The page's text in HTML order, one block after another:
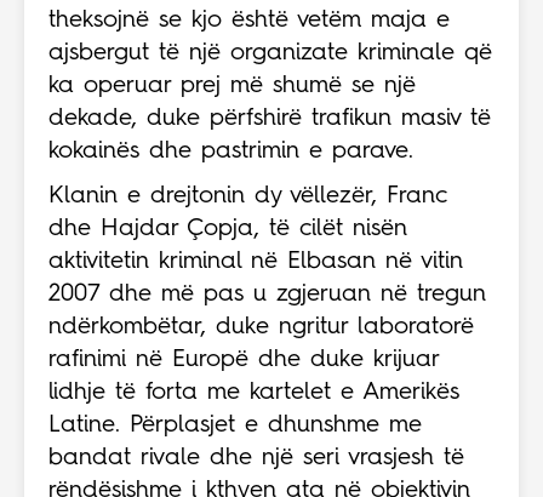
theksojnë se kjo është vetëm maja e
ajsbergut të një organizate kriminale që
ka operuar prej më shumë se një
dekade, duke përfshirë trafikun masiv të
kokainës dhe pastrimin e parave.
Klanin e drejtonin dy vëllezër, Franc
dhe Hajdar Çopja, të cilët nisën
aktivitetin kriminal në Elbasan në vitin
2007 dhe më pas u zgjeruan në tregun
ndërkombëtar, duke ngritur laboratorë
rafinimi në Europë dhe duke krijuar
lidhje të forta me kartelet e Amerikës
Latine. Përplasjet e dhunshme me
bandat rivale dhe një seri vrasjesh të
rëndësishme i kthyen ata në objektivin